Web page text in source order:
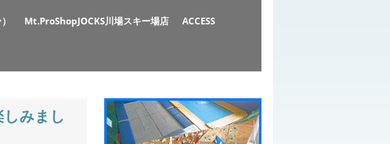
Mt.ProShopJOCKS川場スキー場店 ACCESS
みまし